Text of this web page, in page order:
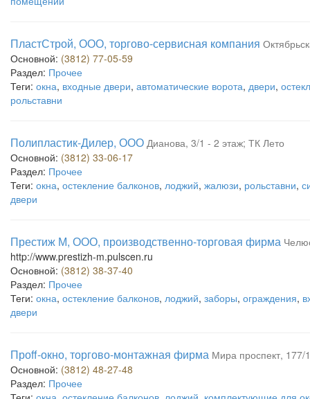
ПластСтрой, ООО, торгово-сервисная компания
Основной: (3812) 77-05-59
Раздел: Прочее
Теги: окна, входные двери, автоматические ворота, двери,
рольставни
Полипластик-Дилер, ООО Дианова, 3/1 - 2 этаж; ТК Лето
Основной: (3812) 33-06-17
Раздел: Прочее
Теги: окна, остекление балконов, лоджий, жалюзи, рольставни,
двери
Престиж М, ООО, производственно-торговая фирма
http://www.prestizh-m.pulscen.ru
Основной: (3812) 38-37-40
Раздел: Прочее
Теги: окна, остекление балконов, лоджий, заборы, ограждения,
двери
Проff-окно, торгово-монтажная фирма Мира проспект, 177/1
Основной: (3812) 48-27-48
Раздел: Прочее